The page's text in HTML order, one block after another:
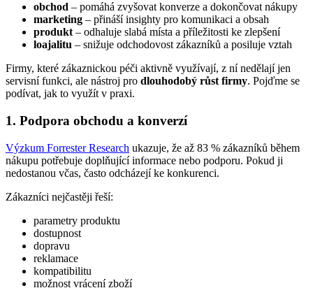
obchod – pomáhá zvyšovat konverze a dokončovat nákupy
marketing – přináší insighty pro komunikaci a obsah
produkt – odhaluje slabá místa a příležitosti ke zlepšení
loajalitu – snižuje odchodovost zákazníků a posiluje vztah
Firmy, které zákaznickou péči aktivně využívají, z ní nedělají jen
servisní funkci, ale nástroj pro dlouhodobý růst firmy. Pojďme se
podívat, jak to využít v praxi.
1. Podpora obchodu a konverzí
Výzkum Forrester Research ukazuje, že až 83 % zákazníků během
nákupu potřebuje doplňující informace nebo podporu. Pokud ji
nedostanou včas, často odcházejí ke konkurenci.
Zákazníci nejčastěji řeší:
parametry produktu
dostupnost
dopravu
reklamace
kompatibilitu
možnost vrácení zboží